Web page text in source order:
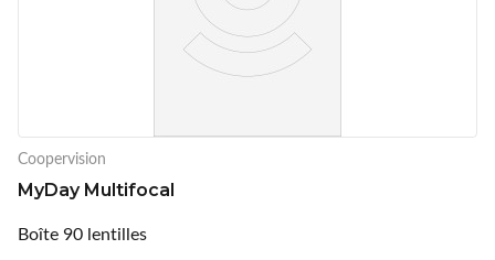
Coopervision
MyDay Multifocal
Boîte 90 lentilles